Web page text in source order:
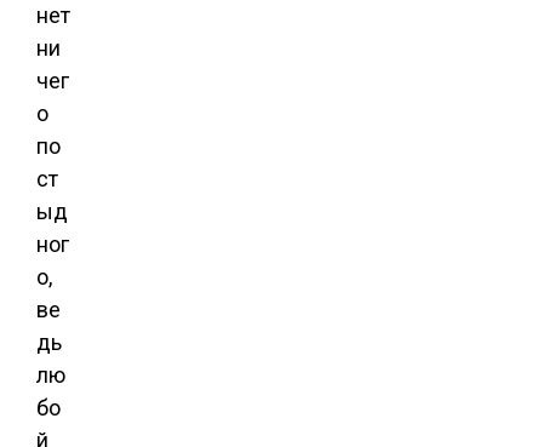
нет
ни
чег
о
по
ст
ыд
ног
о,
ве
дь
лю
бо
й